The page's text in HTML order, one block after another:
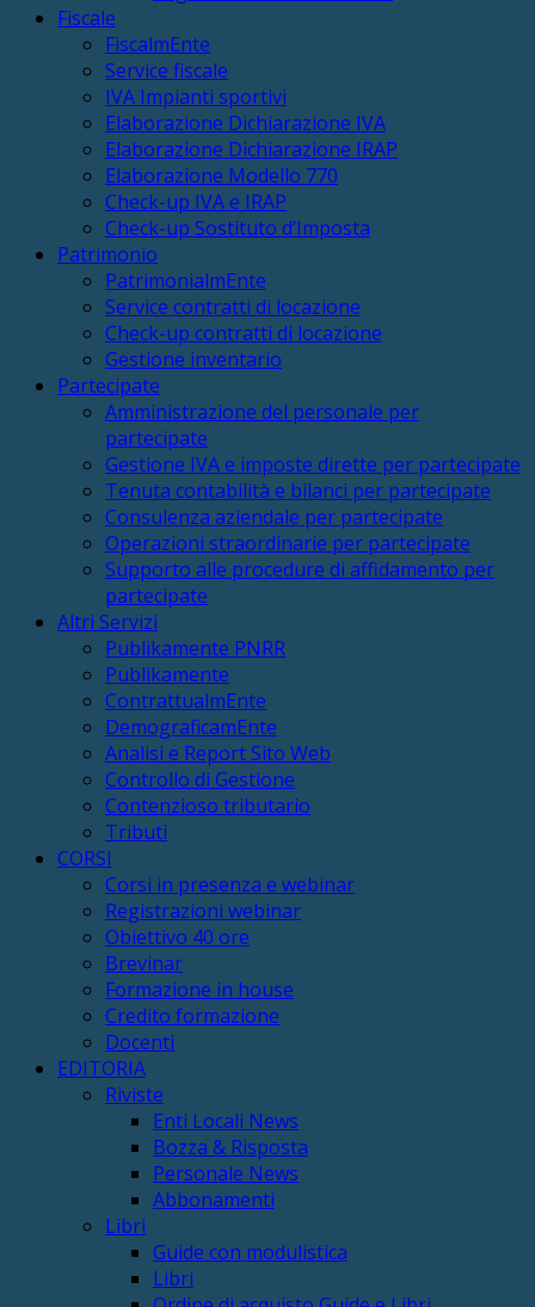
Fiscale
FiscalmEnte
Service fiscale
IVA Impianti sportivi
Elaborazione Dichiarazione IVA
Elaborazione Dichiarazione IRAP
Elaborazione Modello 770
Check-up IVA e IRAP
Check-up Sostituto d’Imposta
Patrimonio
PatrimonialmEnte
Service contratti di locazione
Check-up contratti di locazione
Gestione inventario
Partecipate
Amministrazione del personale per
partecipate
Gestione IVA e imposte dirette per partecipate
Tenuta contabilità e bilanci per partecipate
Consulenza aziendale per partecipate
Operazioni straordinarie per partecipate
Supporto alle procedure di affidamento per
partecipate
Altri Servizi
Publikamente PNRR
Publikamente
ContrattualmEnte
DemograficamEnte
Analisi e Report Sito Web
Controllo di Gestione
Contenzioso tributario
Tributi
CORSI
Corsi in presenza e webinar
Registrazioni webinar
Obiettivo 40 ore
Brevinar
Formazione in house
Credito formazione
Docenti
EDITORIA
Riviste
Enti Locali News
Bozza & Risposta
Personale News
Abbonamenti
Libri
Guide con modulistica
Libri